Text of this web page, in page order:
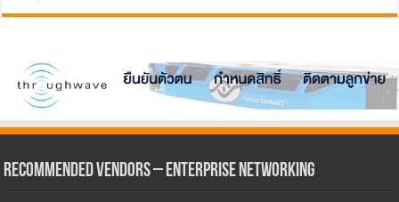
Recommended Vendors – Enterprise Networking